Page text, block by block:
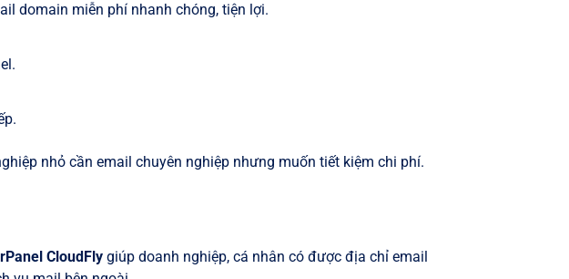
domain miễn phí nhanh chóng, tiện lợi.
nhỏ cần email chuyên nghiệp nhưng muốn tiết kiệm chi phí.
CloudFlygiúp doanh nghiệp, cá nhân có được địa chỉ email